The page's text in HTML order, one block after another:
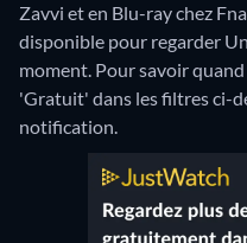
Zavvi et en Blu-ray chez
disponible pour regarder
moment. Pour savoir
'Gratuit' dans les filtres ci-
notification.